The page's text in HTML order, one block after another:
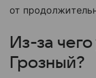
от
Из-за
Грозный?